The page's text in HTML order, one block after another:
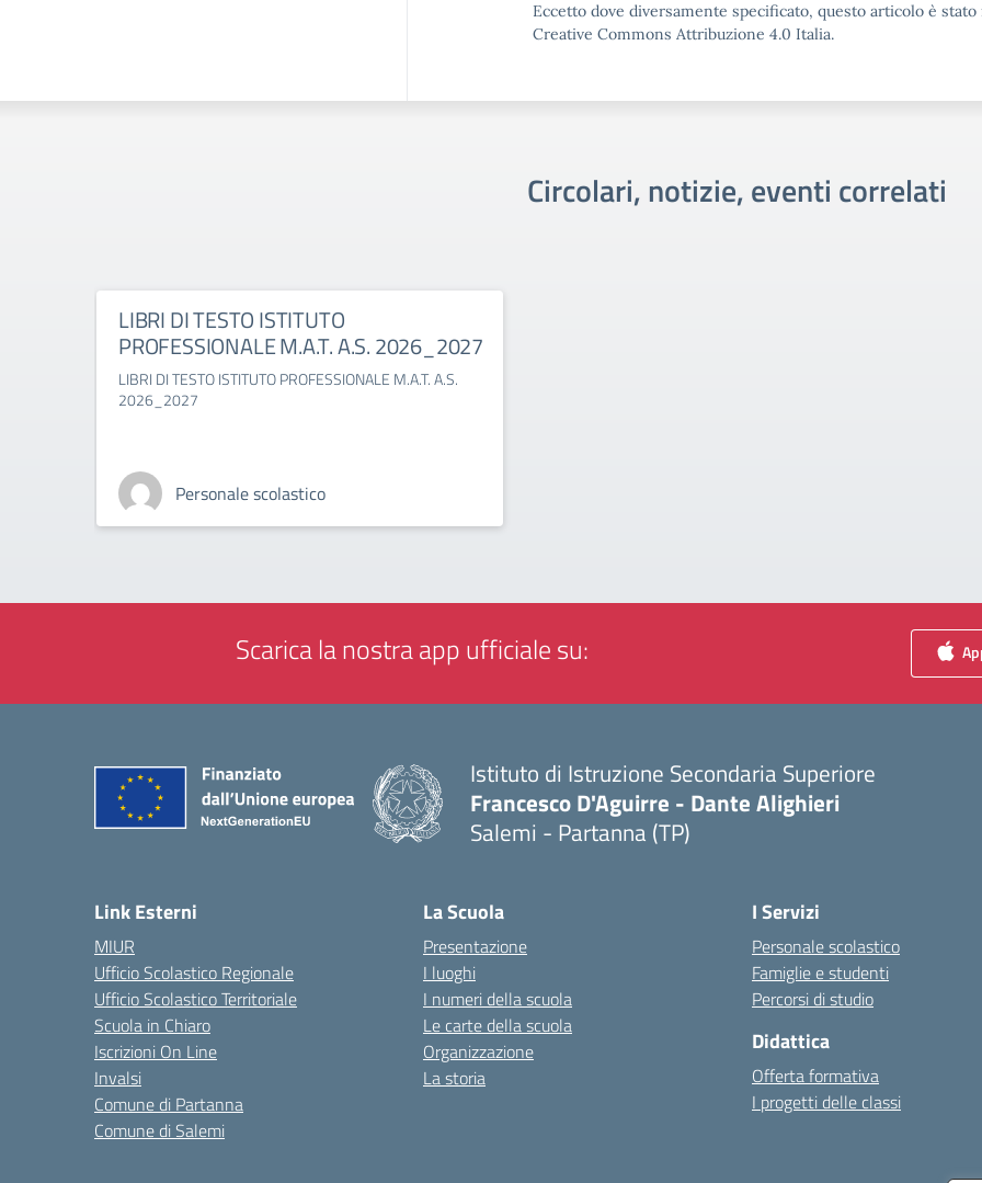
Eccetto dove diversamente specificato, questo articolo è
Creative Commons Attribuzione 4.0 Italia.
Circolari, notizie, eventi correlati
LIBRI DI TESTO ISTITUTO
PROFESSIONALE M.A.T. A.S. 2026_2027
LIBRI DI TESTO ISTITUTO PROFESSIONALE M.A.T. A.S.
2026_2027
Personale scolastico
Scarica la nostra app ufficiale su:
Istituto di Istruzione Secondaria Superiore
Francesco D'Aguirre - Dante Alighieri
Salemi - Partanna (TP)
Link Esterni
MIUR
Ufficio Scolastico Regionale
Ufficio Scolastico Territoriale
Scuola in Chiaro
Iscrizioni On Line
Invalsi
Comune di Partanna
Comune di Salemi
La Scuola
Presentazione
I luoghi
I numeri della scuola
Le carte della scuola
Organizzazione
La storia
I Servizi
Personale scolastico
Famiglie e studenti
Percorsi di studio
Didattica
Offerta formativa
I progetti delle classi